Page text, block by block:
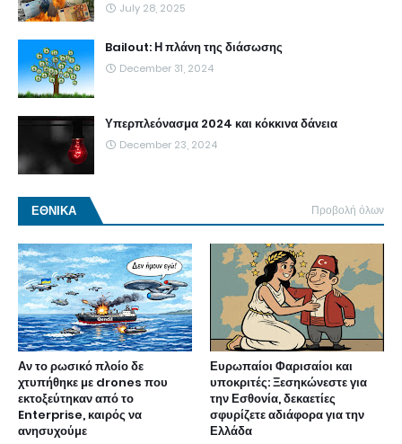
July 28, 2025
Bailout: Η πλάνη της διάσωσης
December 31, 2024
Υπερπλεόνασμα 2024 και κόκκινα δάνεια
December 23, 2024
ΕΘΝΙΚΑ Προβολή όλων
Αν το ρωσικό πλοίο δε
χτυπήθηκε με drones που
εκτοξεύτηκαν από το
Enterprise, καιρός να
ανησυχούμε
Ευρωπαίοι Φαρισαίοι και
υποκριτές: Ξεσηκώνεστε για
την Εσθονία, δεκαετίες
σφυρίζετε αδιάφορα για την
Ελλάδα